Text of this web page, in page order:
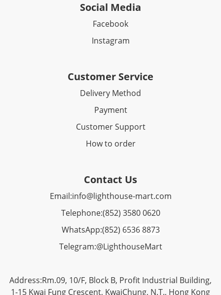
Social Media
Facebook​
Instagram
Customer Service
Delivery Method
Payment
Customer Support
How to order
Contact Us
Email:info@lighthouse-mart.com
Telephone:(852) 3580 0620
WhatsApp:(852) 6536 8873
Telegram:@LighthouseMart
Address:Rm.09, 10/F, Block B, Profit Industrial Building,
1-15 Kwai Fung Crescent, KwaiChung, N.T., Hong Kong